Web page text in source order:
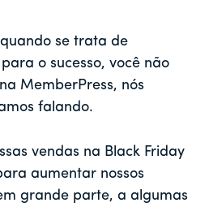
se trata de
o sucesso, você não
MemberPress, nós
falando.
vendas na Black Friday
aumentar nossos
grande parte, a algumas